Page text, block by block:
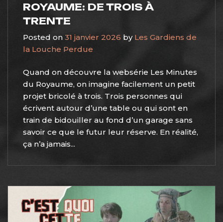
ROYAUME: DE TROIS À
TRENTE
Posted on 31 janvier 2026 by Les Gardiens de
la Louche Perdue
Quand on découvre la websérie Les Minutes
du Royaume, on imagine facilement un petit
projet bricolé à trois. Trois personnes qui
écrivent autour d’une table ou qui sont en
train de bidouiller au fond d’un garage sans
savoir ce que le futur leur réserve. En réalité,
ça n’a jamais...